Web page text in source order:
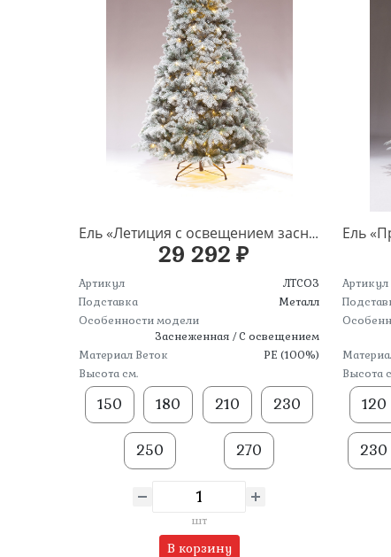
Ель «Летиция с освещением заснеженная» напольная
29 292 ₽
Артикул
ЛТСОЗ
Подставка
Металл
Особенности модели
Заснеженная / С освещением
Материал Веток
PE (100%)
Высота см.
150 180 210 230
250 270
шт
В корзину
Артикул
Высота
120
230